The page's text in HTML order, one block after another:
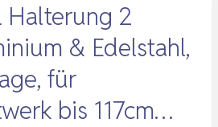
Halterung 2
& Edelstahl,
für
bis 117cm…